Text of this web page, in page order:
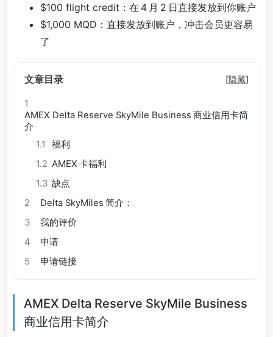
$100 flight credit：在 4 月 2 日直接发放到你账户
$1,000 MQD：直接发放到账户，冲击会员更容易
了
文章目录 [隐藏]
1
AMEX Delta Reserve SkyMile Business 商业信用卡简
介
1.1
福利
1.2 AMEX 卡福利
1.3 缺点
2
Delta SkyMiles 简介：
3
我的评价
4
申请
5
申请链接
AMEX Delta Reserve SkyMile Business
商业信用卡简介